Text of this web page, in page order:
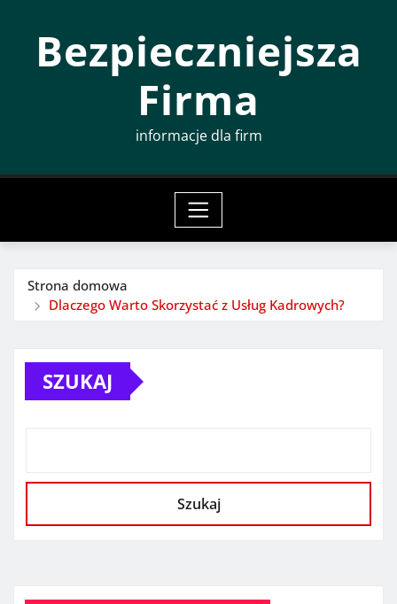
Bezpieczniejsza
Firma
informacje dla firm
Strona domowa
Dlaczego Warto Skorzystać z Usług Kadrowych?
SZUKAJ
Szukaj